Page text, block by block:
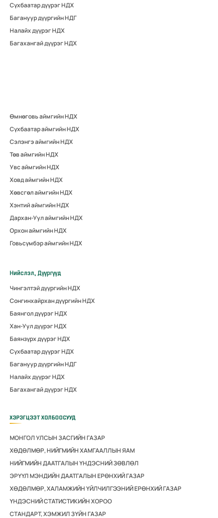
Сүхбаатар дүүрэг НДХ
Багануур дүүргийн НДГ
Налайх дүүрэг НДХ
Багахангай дүүрэг НДХ
Өмнөговь аймгийн НДХ
Сүхбаатар аймгийн НДХ
Сэлэнгэ аймгийн НДХ
Төв аймгийн НДХ
Увс аймгийн НДХ
Ховд аймгийн НДХ
Хөвсгөл аймгийн НДХ
Хэнтий аймгийн НДХ
Дархан-Уул аймгийн НДХ
Орхон аймгийн НДХ
Говьсүмбэр аймгийн НДХ
Нийслэл, Дүүргүүд
Чингэлтэй дүүргийн НДХ
Сонгинхайрхан дүүргийн НДХ
Баянгол дүүрэг НДХ
Хан-Уул дүүрэг НДХ
Баянзүрх дүүрэг НДХ
Сүхбаатар дүүрэг НДХ
Багануур дүүргийн НДГ
Налайх дүүрэг НДХ
Багахангай дүүрэг НДХ
ХЭРЭГЦЭЭТ ХОЛБООСУУД
МОНГОЛ УЛСЫН ЗАСГИЙН ГАЗАР
ХӨДӨЛМӨР, НИЙГМИЙН ХАМГААЛЛЫН ЯАМ
НИЙГМИЙН ДААТГАЛЫН ҮНДЭСНИЙ ЗӨВЛӨЛ
ЭРҮҮЛ МЭНДИЙН ДААТГАЛЫН ЕРӨНХИЙ ГАЗАР
ХӨДӨЛМӨР, ХАЛАМЖИЙН ҮЙЛЧИЛГЭЭНИЙ ЕРӨНХИЙ ГАЗАР
ҮНДЭСНИЙ СТАТИСТИКИЙН ХОРОО
СТАНДАРТ, ХЭМЖИЛ ЗҮЙН ГАЗАР